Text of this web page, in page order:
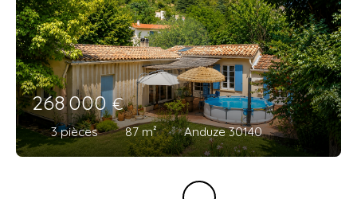
268 000 €
3pièces 87 m² Anduze 30140